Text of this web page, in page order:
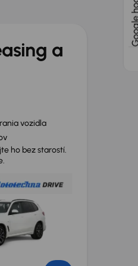
do 60
Na základe vašich
ju na posúdenie už do
a
vozidla
ho bez starostí.